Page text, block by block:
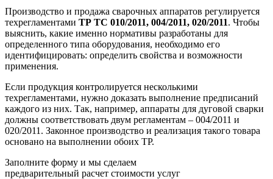
Производство и продажа сварочных аппаратов регулируется
техрегламентами ТР ТС 010/2011, 004/2011, 020/2011. Чтобы
выяснить, какие именно нормативы разработаны для
определенного типа оборудования, необходимо его
идентифицировать: определить свойства и возможности
применения.
Если продукция контролируется несколькими
техрегламентами, нужно доказать выполнение предписаний
каждого из них. Так, например, аппараты для дуговой сварки
должны соответствовать двум регламентам – 004/2011 и
020/2011. Законное производство и реализация такого товара
основано на выполнении обоих ТР.
Заполните форму и мы сделаем
предварительный расчет стоимости услуг